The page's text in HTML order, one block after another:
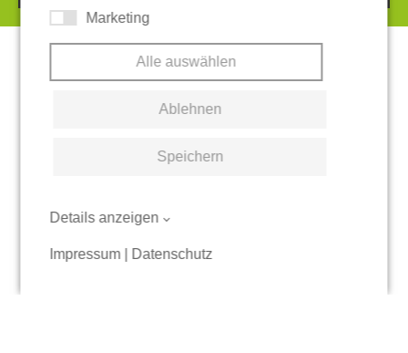
Marketing
Alle auswählen
Ablehnen
Speichern
Details anzeigen
Impressum Datenschutz